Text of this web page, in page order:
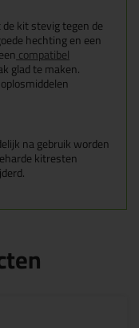
kit stevig tegen de
hechting en een
compatibel
glad te maken.
na gebruik worden
kitresten